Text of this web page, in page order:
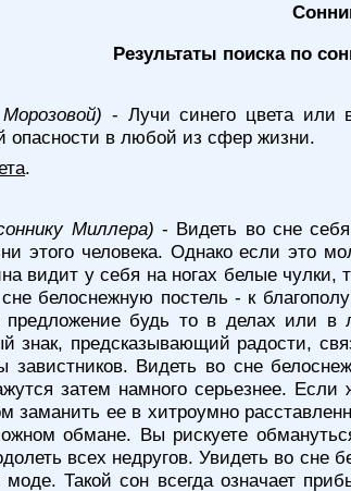
Результаты поиска по
- Лучи синего цвета или
опасности в любой из сфер жизни.
.
Миллера) - Видеть во сне
этого человека. Однако если это
видит у себя на ногах белые чулки,
белоснежную постель - к
предложение будь то в делах или
знак, предсказывающий радости,
завистников. Видеть во сне
затем намного серьезнее.
заманить ее в хитроумно
обмане. Вы рискуете
всех недругов. Увидеть во сне
моде. Такой сон всегда означает